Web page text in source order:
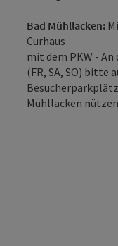
Bad Mühllacken:
Curhaus
mit dem PKW -
(FR, SA, SO) bitte
Mühllacken